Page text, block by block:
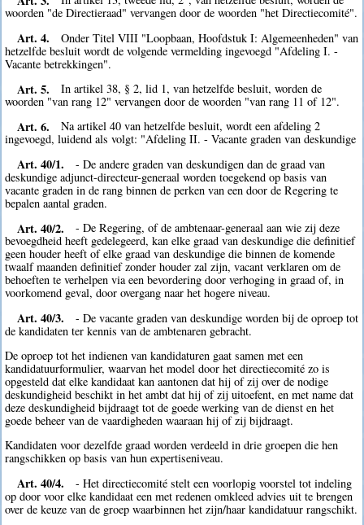
woorden "de Directieraad" vervangen door de woorden "het Directiecomité".
Art. 4.
Onder Titel VIII "Loopbaan, Hoofdstuk I: Algemeenheden" van
hetzelfde besluit wordt de volgende vermelding ingevoegd "Afdeling I. -
Vacante betrekkingen".
Art. 5.
In artikel 38, § 2, lid 1, van hetzelfde besluit, worden de
woorden "van rang 12" vervangen door de woorden "van rang 11 of 12".
Art. 6.
Na artikel 40 van hetzelfde besluit, wordt een afdeling 2
ingevoegd, luidend als volgt: "Afdeling II. - Vacante graden van deskundige
Art. 40/1.
- De andere graden van deskundigen dan de graad van
deskundige adjunct-directeur-generaal worden toegekend op basis van
vacante graden in de rang binnen de perken van een door de Regering te
bepalen aantal graden.
Art. 40/2.
- De Regering, of de ambtenaar-generaal aan wie zij deze
bevoegdheid heeft gedelegeerd, kan elke graad van deskundige die definitief
geen houder heeft of elke graad van deskundige die binnen de komende
twaalf maanden definitief zonder houder zal zijn, vacant verklaren om de
behoeften te verhelpen via een bevordering door verhoging in graad of, in
voorkomend geval, door overgang naar het hogere niveau.
Art. 40/3.
- De vacante graden van deskundige worden bij de oproep tot
de kandidaten ter kennis van de ambtenaren gebracht.
De oproep tot het indienen van kandidaturen gaat samen met een
kandidatuurformulier, waarvan het model door het directiecomité zo is
opgesteld dat elke kandidaat kan aantonen dat hij of zij over de nodige
deskundigheid beschikt in het ambt dat hij of zij uitoefent, en met name dat
deze deskundigheid bijdraagt tot de goede werking van de dienst en het
goede beheer van de vaardigheden waaraan hij of zij bijdraagt.
Kandidaten voor dezelfde graad worden verdeeld in drie groepen die hen
rangschikken op basis van hun expertiseniveau.
Art. 40/4.
- Het directiecomité stelt een voorlopig voorstel tot indeling
op door voor elke kandidaat een met redenen omkleed advies uit te brengen
over de keuze van de groep waarbinnen het zijn/haar kandidatuur rangschikt.